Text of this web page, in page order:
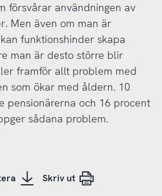
försvårar användningen av
Men även om man är
funktionshinder skapa
man är desto större blir
framför allt problem med
som ökar med åldern. 10
pensionärerna och 16 procent
sådana problem.
Skriv ut